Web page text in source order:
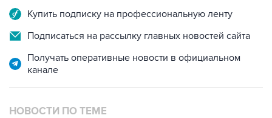
Купить подписку на профессиональную ленту
Подписаться на рассылку главных новостей сайта
Получать оперативные новости в официальном
канале
НОВОСТИ ПО ТЕМЕ